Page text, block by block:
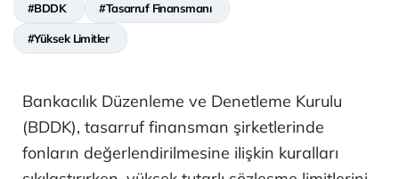
#BDDK #Tasarruf Finansmanı
#Yüksek Limitler
Bankacılık Düzenleme ve Denetleme Kurulu
(BDDK), tasarruf finansman şirketlerinde
fonların değerlendirilmesine ilişkin kuralları